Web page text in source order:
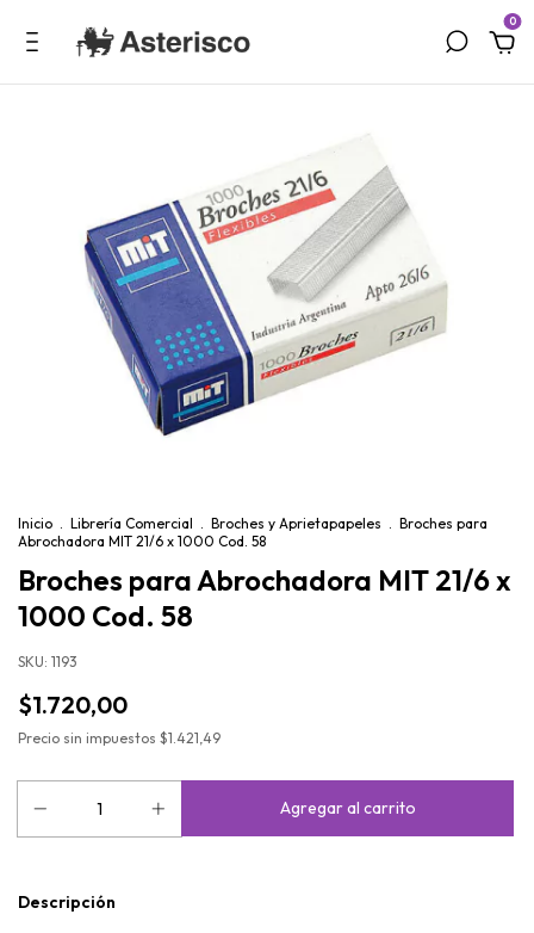
0
Inicio . Librería Comercial . Broches y Aprietapapeles . Broches para
Abrochadora MIT 21/6 x 1000 Cod. 58
Broches para Abrochadora MIT 21/6 x
1000 Cod. 58
SKU: 1193
$1.720,00
Precio sin impuestos $1.421,49
Descripción